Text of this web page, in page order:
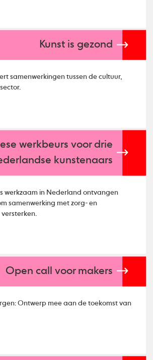
Kunst is gezond
samenwerkingen tussen de cultuur,
werkbeurs voor drie
kunstenaars
werkzaam in Nederland ontvangen
samenwerking met zorg- en
versterken.
Open call voor makers
Ontwerp mee aan de toekomst van